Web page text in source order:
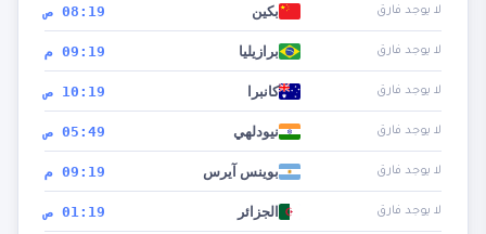
لا يوجد فارق بكين 08:19 ص
لا يوجد فارق برازيليا 09:19 م
لا يوجد فارق كانبرا 10:19 ص
لا يوجد فارق نيودلهي 05:49 ص
لا يوجد فارق بوينس آيرس 09:19 م
لا يوجد فارق الجزائر 01:19 ص